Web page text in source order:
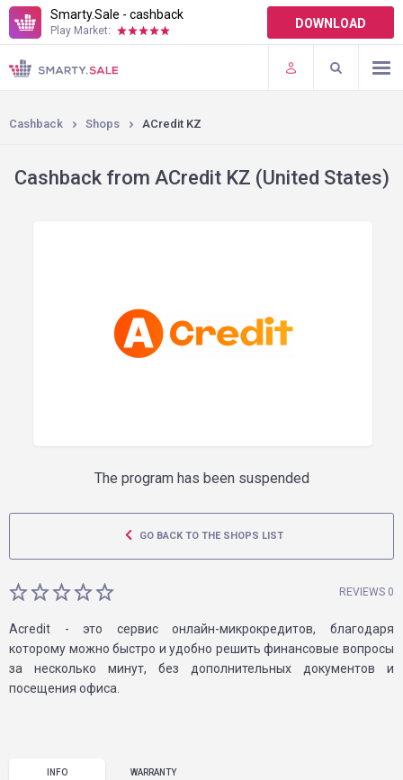
Smarty.Sale - cashback
Play Market: DOWNLOAD
TERMS OF USE
PLUGINS
Cashback Shops ACredit KZ
Cashback from ACredit KZ (United States)
The program has been suspended
GO BACK TO THE SHOPS LIST
REVIEWS 0
Acredit - это сервис онлайн-микрокредитов, благодаря
которому можно быстро и удобно решить финансовые вопросы
за несколько минут, без дополнительных документов и
посещения офиса.
INFO WARRANTY